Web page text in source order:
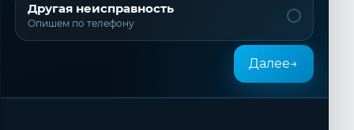
Другая неисправность
Опишем по телефону
Далее→